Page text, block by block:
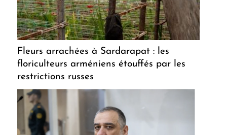
Fleurs arrachées à Sardarapat : les
floriculteurs arméniens étouffés par les
restrictions russes